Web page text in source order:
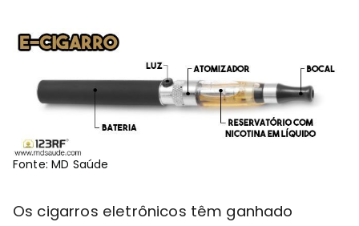
Fonte: MD Saúde
Os cigarros eletrônicos têm ganhado